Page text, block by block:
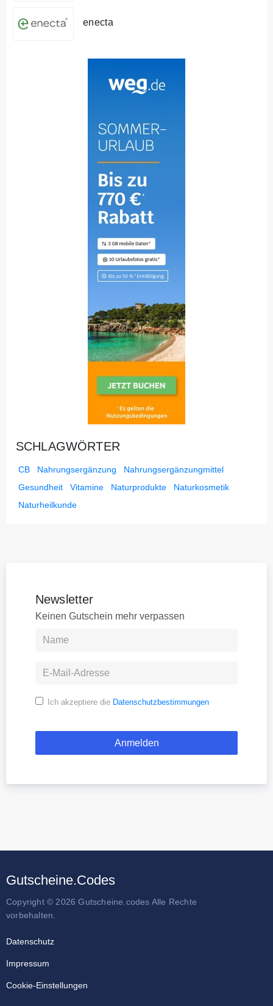
enecta
SCHLAGWÖRTER
CB Nahrungsergänzung
Nahrungsergänzungmittel
Gesundheit
Vitamine Naturprodukte
Naturkosmetik
Naturheilkunde
Newsletter
Keinen Gutschein mehr verpassen
Ich akzeptiere die Datenschutzbestimmungen
Gutscheine.Codes
Copyright © 2026 Gutscheine.codes Alle Rechte
vorbehalten.
Datenschutz
Impressum
Cookie-Einstellungen